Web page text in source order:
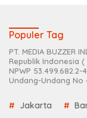
Populer Tag
PT. MEDIA BUZZER
Republik Indonesia (
NPWP
Undang-Undang No
Jakarta